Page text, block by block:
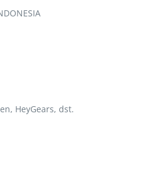
HeyGears, dst.